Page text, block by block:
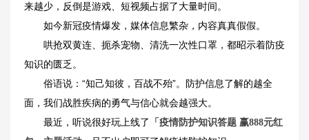
来越少，反倒是游戏、短视频占据了大量时间。
如今新冠疫情爆发，媒体信息繁杂，内容真真假假。
哄抢双黄连、扼杀宠物、清洗一次性口罩，都昭示着防疫
知识的匮乏。
俗语说：“知己知彼，百战不殆”。防护信息了解的越全
面，我们战胜疾病的勇气与信心就会越强大。
最近，听说很好玩上线了
「疫情防护知识答题 赢888元红